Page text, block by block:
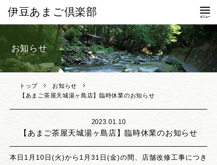
伊豆あまご倶楽部
個人情報保護方針
お問い合わせ
お知らせ
トップ
お知らせ
【あまご茶屋天城湯ヶ島店】臨時休業のお知らせ
【あまご茶屋天城湯ヶ島店】臨時休業のお知らせ
2023.01.10
本日1月10日(火)から1月31日(金)の間、店舗改修工事につき